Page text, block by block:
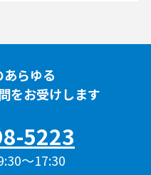
らゆる
をお受けします
5223
〜17:30